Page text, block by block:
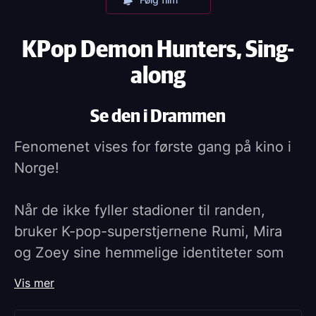
KPop Demon Hunters, Sing-
along
Se den i Drammen
Fenomenet vises for første gang på kino i
Norge!
Når de ikke fyller stadioner til randen,
bruker K-pop-superstjernene Rumi, Mira
og Zoey sine hemmelige identiteter som
Vis mer